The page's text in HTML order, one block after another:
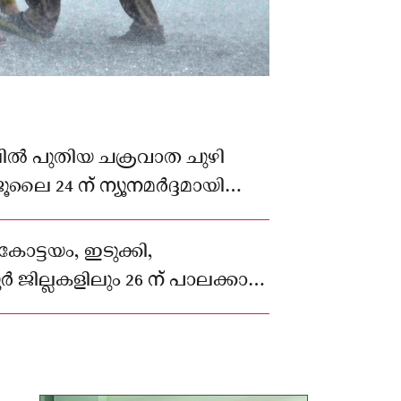
പുതിയ ചക്രവാത ചുഴി
24 ന് ന്യൂനമർദ്ദമായി
സാധ്യതയുള്ളതുമാണ്
ഇടുക്കി,
26 ന് പാലക്കാട്,
വയനാട് ജില്ലകളിലുമാണ്